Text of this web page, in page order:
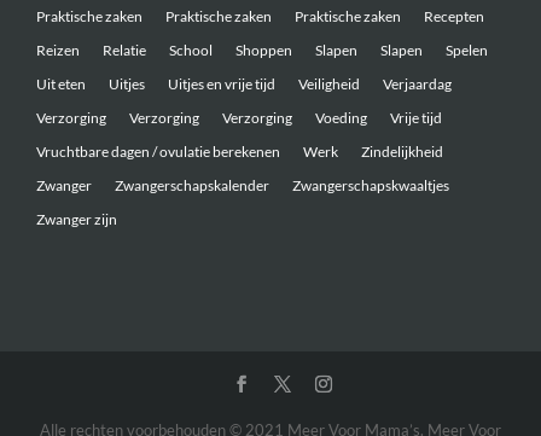
Praktische zaken
Praktische zaken Praktische zaken
Recepten
Reizen
Relatie School Shoppen Slapen Slapen
Spelen
Uit eten
Uitjes Uitjes en vrije tijd Veiligheid
Verjaardag
Verzorging
Verzorging Verzorging Voeding
Vrije tijd
Vruchtbare dagen / ovulatie berekenen
Werk
Zindelijkheid
Zwanger
Zwangerschapskalender
Zwangerschapskwaaltjes
Zwanger zijn
Alle rechten voorbehouden © 2021 Meer Voor Mama’s. Meer Voor